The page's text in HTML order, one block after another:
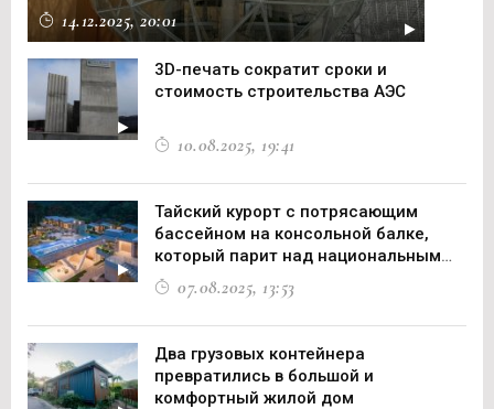
14.12.2025, 20:01
3D-печать сократит сроки и
стоимость строительства АЭС
10.08.2025, 19:41
Тайский курорт с потрясающим
бассейном на консольной балке,
который парит над национальным
парком
07.08.2025, 13:53
Два грузовых контейнера
превратились в большой и
комфортный жилой дом